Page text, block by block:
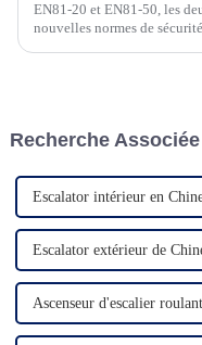
EN81-20 et EN81-50, les
nouvelles normes de sécurité
les personnes du secteur des
Recherche Associée
Escalator intérieur en
Escalator extérieur de
Ascenseur d'escalier